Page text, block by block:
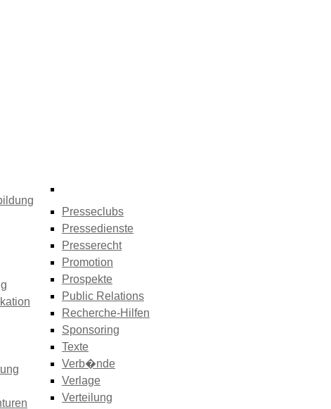
Presseclubs
Pressedienste
Presserecht
Promotion
Prospekte
Public Relations
Recherche-Hilfen
Sponsoring
Texte
Verb�nde
Verlage
Verteilung